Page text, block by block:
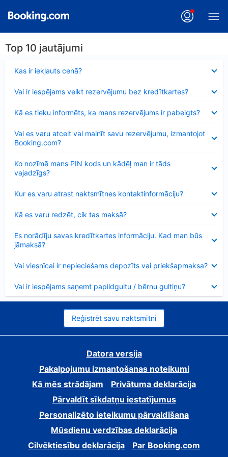
Top 10 jautājumi
Kas ir iekļauts cenā?
Vai ir iespējams veikt rezervējumu bez kredītkartes?
Kā es tieku informēts, ka mans rezervējums ir pabeigts?
Vai es varu atcelt vai mainīt savu rezervējumu, izmantojot
Booking.com?
Ko nozīmē mans PIN kods un kādēļ man ir tāds
vajadzīgs?
Kur es varu atrast naktsmītnes kontaktinformāciju?
Kā es varu redzēt, cik tas maksā?
Es norādīju savas kredītkartes informāciju. Kad man būs
jāmaksā?
Vai viesnīcai ir nepieciešams depozīts vai priekšapmaksa?
Vai ir iespējams saņemt papildgultu / bērnu gultiņu?
Reģistrēt savu naktsmītni
Datora versija
Pakalpojumu izmantošanas noteikumi
Kā mēs strādājam
Privātuma deklarācija
Pārvaldīt sīkdatņu iestatījumus
Personalizēto ieteikumu pārvaldīšana
Mūsdienu verdzības deklarācija
Cilvēktiesību deklarācija
Par Booking.com